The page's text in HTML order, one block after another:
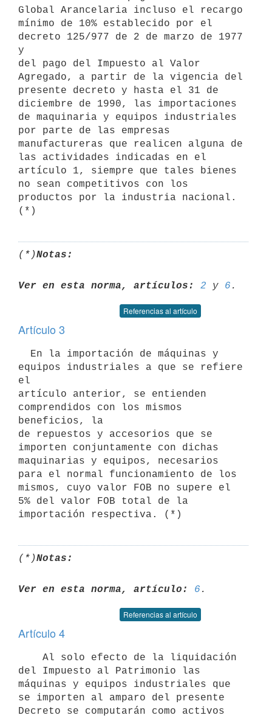
Global Arancelaria incluso el recargo
mínimo de 10% establecido por el
decreto 125/977 de 2 de marzo de 1977
y
del pago del Impuesto al Valor
Agregado, a partir de la vigencia del
presente decreto y hasta el 31 de
diciembre de 1990, las importaciones
de maquinaria y equipos industriales
por parte de las empresas
manufactureras que realicen alguna de
las actividades indicadas en el
artículo 1, siempre que tales bienes
no sean competitivos con los
productos por la industria nacional.
(*)Notas:
Ver en esta norma, artículos: 2 y 6
Referencias al artículo
Artículo 3
equipos industriales a que se refiere
el
artículo anterior, se entienden
comprendidos con los mismos
beneficios, la
de repuestos y accesorios que se
importen conjuntamente con dichas
maquinarias y equipos, necesarios
para el normal funcionamiento de los
mismos, cuyo valor FOB no supere el
5% del valor FOB total de la
(*)Notas:
Ver en esta norma, artículo: 6
Referencias al artículo
Artículo 4
del Impuesto al Patrimonio las
máquinas y equipos industriales que
se importen al amparo del presente
Decreto se computarán como activos